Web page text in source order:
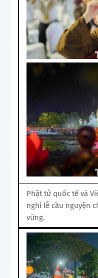
Phật tử quốc tế và
nghi lễ cầu nguyện
vững.